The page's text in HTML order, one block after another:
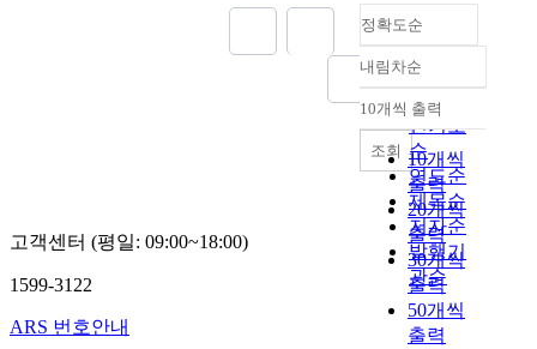
정확도순
정확도
순
인기도
순
연도순
제목순
저자순
발행기
관순
내림차순
내림차순
10개씩 출력
10개씩
출력
20개씩
출력
30개씩
출력
50개씩
출력
조회
고객센터 (평일: 09:00~18:00)
1599-3122
ARS 번호안내